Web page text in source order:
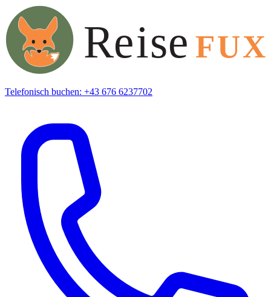
Telefonisch buchen: +43 676 6237702